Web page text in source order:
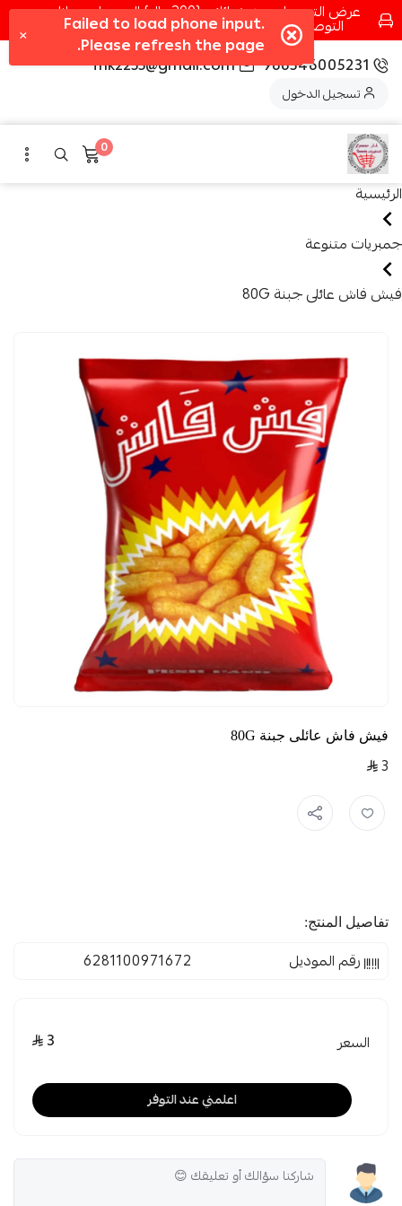
عرض التوصيل عند شرائك بـ{200ريال} التوصيل مجانا
التوصيل في مكه فقط كل اسبوع اصناف جديدة
966546005231
fhk2255@gmail.com
تسجيل الدخول
0
الرئيسية
جمبريات متنوعة
فيش فاش عائلى جبنة 80G
فيش فاش عائلى جبنة 80G
3
تفاصيل المنتج:
رقم الموديل 6281100971672
السعر 3
اعلمني عند التوفر